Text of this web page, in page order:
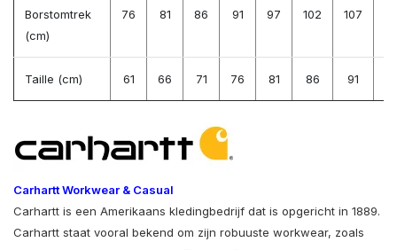
Borstomtrek
(cm)
76 81 86 91 97 102 107
Taille (cm) 61 66 71 76 81 86 91
Carhartt Workwear & Casual
Carhartt is een Amerikaans kledingbedrijf dat is opgericht in 1889.
Carhartt staat vooral bekend om zijn robuuste workwear, zoals